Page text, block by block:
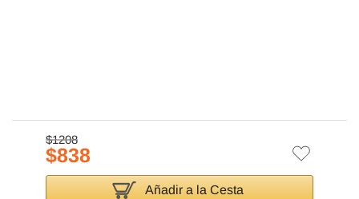
$1208
$838
Añadir a la Cesta